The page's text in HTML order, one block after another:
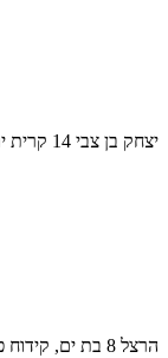
יצחק בן צבי 14 קרית ים, קידוח פיאזומטר בעומק של 14 מטר
הרצל 8 בת ים, קידוח פיאזומטר בעומק של 26 מטר